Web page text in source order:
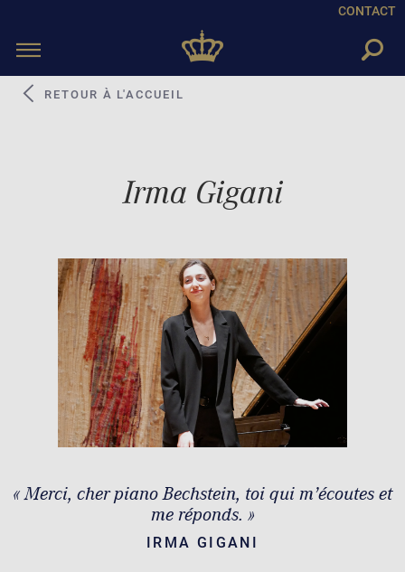
CONTACT
Toggle
Irma Gigani
RETOUR À L'ACCUEIL
« Merci, cher piano Bechstein, toi qui m’écoutes et
me réponds. »
IRMA GIGANI